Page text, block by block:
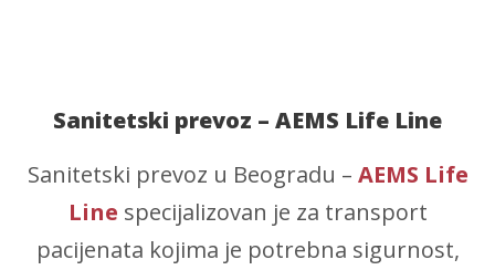
Sanitetski prevoz – AEMS Life Line
Sanitetski prevoz u Beogradu – AEMS Life
Line specijalizovan je za transport
pacijenata kojima je potrebna sigurnost,